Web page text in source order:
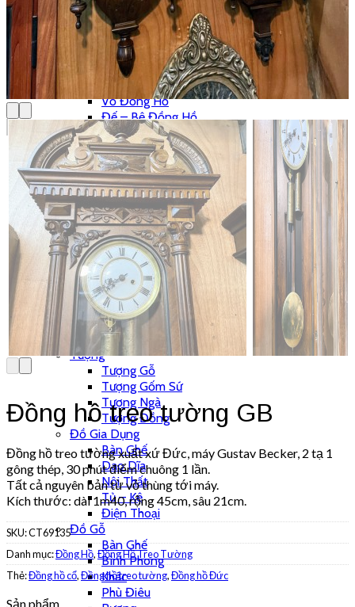
Đồng Hồ
Bộ 3 Món
Bộ Đếm Piano
Chưa Phân Loại
Phong Vũ Biểu
Phù Điêu
Vỏ Đồng Hồ
Đế – Bệ Đồng Hồ
Đồng Hồ Cây – Tủ
Đồng Hồ Treo Tường
Đồng Hồ Tượng
Đồng Hồ Để Bàn
Máy Hát
Hộp Nhạc
Polyphone
Tranh – Ảnh
Khung Tranh
Phù Điêu
Tranh Gỗ
Tranh Sơn Dầu
Tranh Sứ
Tranh Đồng
Tượng
Tượng Gỗ
Tượng Gốm Sứ
Tượng Ngà
Tượng Đồng
Đồ Gia Dụng
Bàn Ghế
Dao Dĩa
Nội Thất
Tủ – Kệ
Điện Thoại
Đồ Gỗ
Bàn Ghế
Bình Phong
Khác
Phù Điêu
Đồng hồ treo tường GB
Đồng hồ treo tường xuất xứ Đức, máy Gustav Becker, 2 tạ 1
gông thép, 30 phút điểm chuông 1 lần.
Tất cả nguyên bản từ vỏ thùng tới máy.
Kích thước: dài 1m40, rộng 45cm, sâu 21cm.
SKU:CT69135
Danh mục:Đồng Hồ,Đồng Hồ Treo Tường
Thẻ:Đồng hồ cổ,Đồng hồ treo tường,Đồng hồ Đức
Sản phẩm